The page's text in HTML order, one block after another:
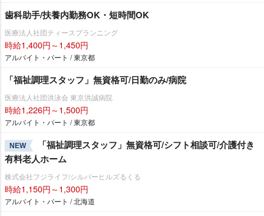
歯科助手/扶養内勤務OK・短時間OK
医療法人社団ティースプランニング
時給1,400円～1,450円
アルバイト・パート / 東京都
「福祉調理スタッフ」無資格可/日勤のみ/病院
医療法人社団洪泳会 東京洪誠病院
時給1,226円～1,500円
アルバイト・パート / 東京都
NEW
「福祉調理スタッフ」無資格可/シフト相談可/介護付き
有料老人ホーム
株式会社フジライフ/シルバーヒルズるくる
時給1,150円～1,300円
アルバイト・パート / 北海道